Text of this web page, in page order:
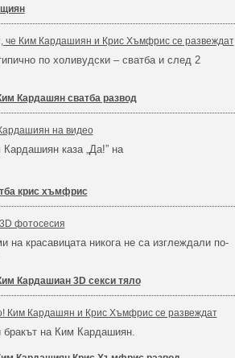
че Ким Кардашиян и Крис Хъмфрис се развеждат
по холивудски – сватба и след 2
Кардашян сватба развод
на видео
каза „Да!” на
крис хъмфрис
фотосесия
на красавицата никога не са изглеждали по-
Кардашиан 3D секси тяло
Ким Кардашян и Крис Хъмфрис се развеждат
на Ким Кардашиян.